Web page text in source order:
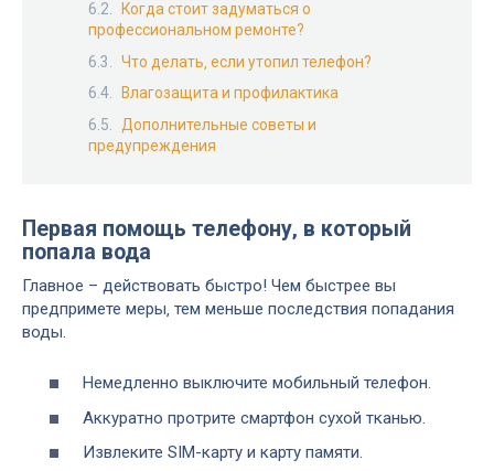
Когда стоит задуматься о
профессиональном ремонте?
Что делать‚ если утопил телефон?
Влагозащита и профилактика
Дополнительные советы и
предупреждения
Первая помощь телефону‚ в который
попала вода
Главное – действовать быстро! Чем быстрее вы
предпримете меры‚ тем меньше последствия попадания
воды.
Немедленно выключите мобильный телефон.
Аккуратно протрите смартфон сухой тканью.
Извлеките SIM-карту и карту памяти.